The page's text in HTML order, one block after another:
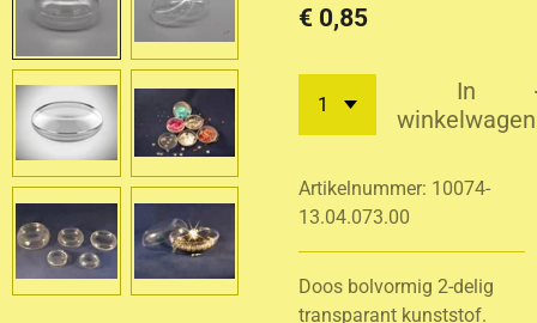
€ 0,85
In
winkelwagen
Artikelnummer: 10074-
13.04.073.00
Doos bolvormig 2-delig
transparant kunststof.